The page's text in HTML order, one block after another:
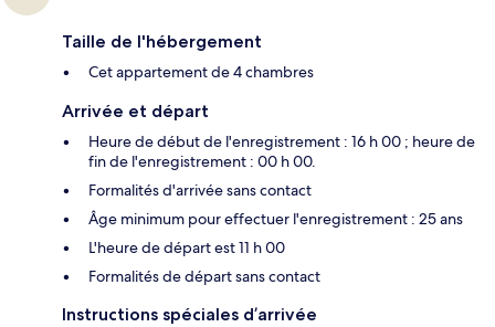
Taille de l'hébergement
Cet appartement de 4 chambres
Arrivée et départ
Heure de début de l'enregistrement : 16 h 00 ; heure de
fin de l'enregistrement : 00 h 00.
Formalités d'arrivée sans contact
Âge minimum pour effectuer l'enregistrement : 25 ans
L'heure de départ est 11 h 00
Formalités de départ sans contact
Instructions spéciales d’arrivée